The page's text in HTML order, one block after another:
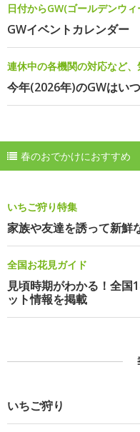
日付からGW(ゴールデンウ
GWイベントカレンダー
連休中の各機関の対応など
今年(2026年)のGWはい
春のおでかけにおすすめ
いちご狩り特集
家族や友達を誘って新鮮
全国お花見ガイド
見頃時期がわかる！全国
ット情報を掲載
いちご狩り